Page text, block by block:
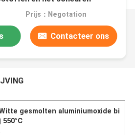
Prijs：Negotation
Contacteer ons
gesmolten aluminiumoxide bi
j 550°C